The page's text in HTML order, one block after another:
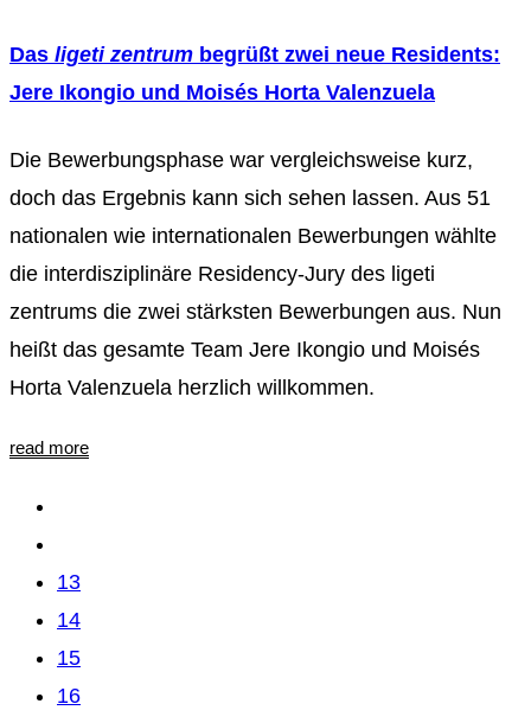
Das ligeti zentrum begrüßt zwei neue Residents:
Jere Ikongio und Moisés Horta Valenzuela
Die Bewerbungsphase war vergleichsweise kurz,
doch das Ergebnis kann sich sehen lassen. Aus 51
nationalen wie internationalen Bewerbungen wählte
die interdisziplinäre Residency-Jury des ligeti
zentrums die zwei stärksten Bewerbungen aus. Nun
heißt das gesamte Team Jere Ikongio und Moisés
Horta Valenzuela herzlich willkommen.
read more
13
14
15
16